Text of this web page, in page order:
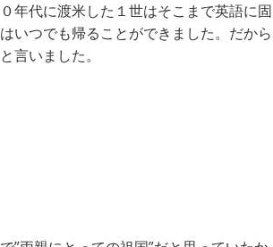
年代に渡米した１世はそこまで英語に固
いつでも帰ることができました。だから
言いました。